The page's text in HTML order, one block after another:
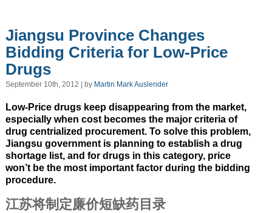
Jiangsu Province Changes
Bidding Criteria for Low-Price
Drugs
September 10th, 2012 | by Martin Mark Auslender
Low-Price drugs keep disappearing from the market,
especially when cost becomes the major criteria of
drug centrialized procurement. To solve this problem,
Jiangsu government is planning to establish a drug
shortage list, and for drugs in this category, price
won’t be the most important factor during the bidding
procedure.
江苏将制定廉价短缺药目录